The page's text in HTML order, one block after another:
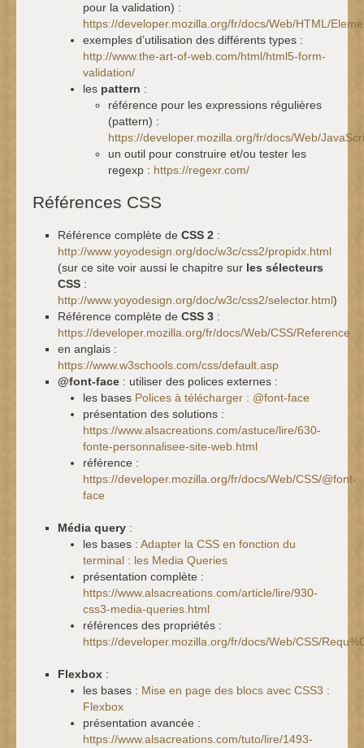
pour la validation) :
https://developer.mozilla.org/fr/docs/Web/HTML/
exemples d’utilisation des différents types :
http://www.the-art-of-web.com/html/html5-form-
validation/
les pattern :
référence pour les expressions régulières
(pattern) :
https://developer.mozilla.org/fr/docs/Web/
un outil pour construire et/ou tester les
regexp : https://regexr.com/
Références CSS
Référence complète de CSS 2 :
http://www.yoyodesign.org/doc/w3c/css2/propidx.html
(sur ce site voir aussi le chapitre sur les sélecteurs
CSS :
http://www.yoyodesign.org/doc/w3c/css2/selector.html)
Référence complète de CSS 3 :
https://developer.mozilla.org/fr/docs/Web/CSS/Reference
en anglais :
https://www.w3schools.com/css/default.asp
@font-face : utiliser des polices externes :
les bases Polices à télécharger : @font-face
présentation des solutions :
https://www.alsacreations.com/astuce/lire/630-
fonte-personnalisee-site-web.html
référence :
https://developer.mozilla.org/fr/docs/Web/CSS/@font-
face
Média query :
les bases : Adapter la CSS en fonction du
terminal : les Media Queries
présentation complète :
https://www.alsacreations.com/article/lire/930-
css3-media-queries.html
références des propriétés :
https://developer.mozilla.org/fr/docs/Web/CSS/
Flexbox :
les bases : Mise en page des blocs avec CSS3 :
Flexbox
présentation avancée :
https://www.alsacreations.com/tuto/lire/1493-